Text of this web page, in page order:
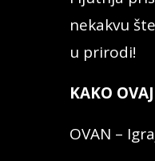
nekakvu
u prirodi!
KAKO
OVAN –